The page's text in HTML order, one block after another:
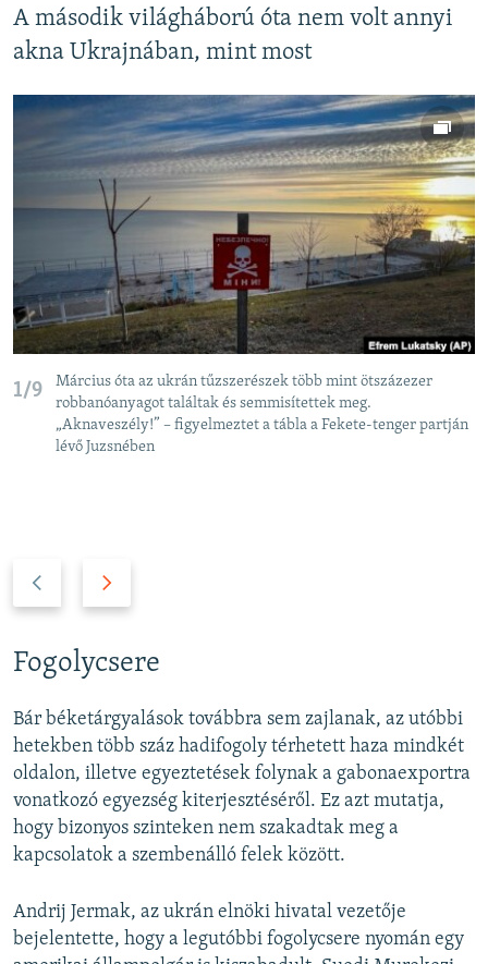
A második világháború óta nem volt annyi
akna Ukrajnában, mint most
1/9
Március óta az ukrán tűzszerészek több mint ötszázezer
robbanóanyagot találtak és semmisítettek meg.
„Aknaveszély!” – figyelmeztet a tábla a Fekete-tenger partján
lévő Juzsnében
v
o
u
l
i
t
s
d
Fogolycsere
Bár béketárgyalások továbbra sem zajlanak, az utóbbi
hetekben több száz hadifogoly térhetett haza mindkét
oldalon, illetve egyeztetések folynak a gabonaexportra
vonatkozó egyezség kiterjesztéséről. Ez azt mutatja,
hogy bizonyos szinteken nem szakadtak meg a
kapcsolatok a szembenálló felek között.
Andrij Jermak, az ukrán elnöki hivatal vezetője
bejelentette, hogy a legutóbbi fogolycsere nyomán egy